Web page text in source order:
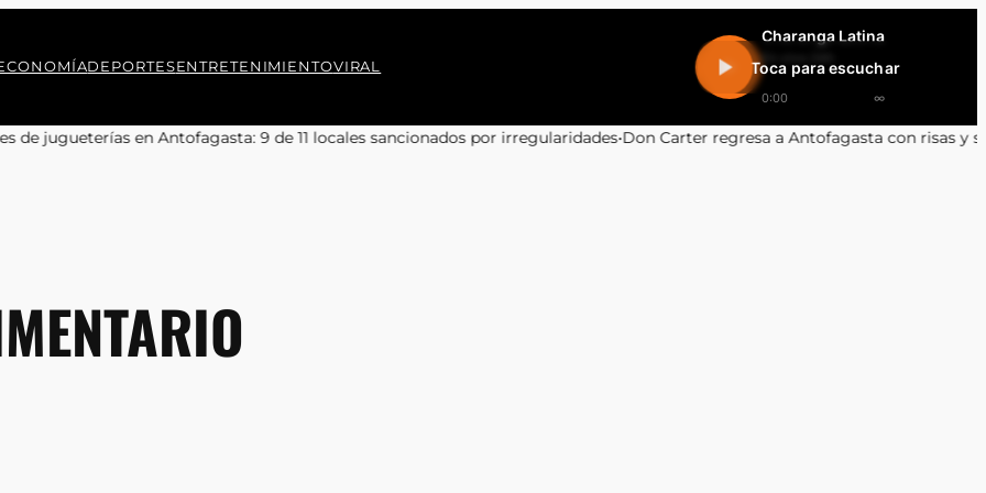
DEPORTESENTRETENIMIENTOVIRAL
Charanga Latina
En vivo 24h
0:00 ∞
Toca para escuchar
Antofagasta: 9 de 11 locales sancionados por irregularidades•Don Carter regresa a Antofagasta con risas y sin censura: ¡No te